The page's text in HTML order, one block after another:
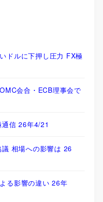
ドルに下押し圧力 FX極
会合・ECB理事会で
信 26年4/21
相場への影響は 26
る影響の違い 26年